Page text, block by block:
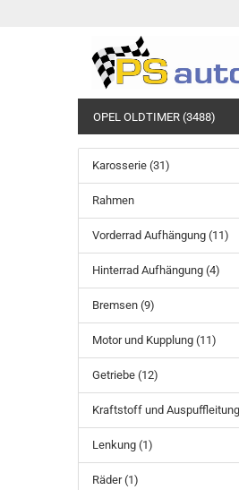
OPEL OLDTIMER (3488)
Karosserie (31)
Rahmen
Vorderrad Aufhängung (11)
Hinterrad Aufhängung (4)
Bremsen (9)
Motor und Kupplung (11)
Getriebe (12)
Kraftstoff und
Lenkung (1)
Räder (1)